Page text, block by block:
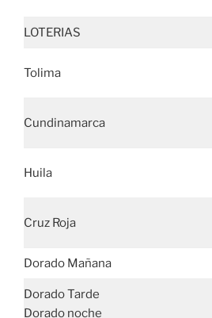
LOTERIAS
Tolima
Cundinamarca
Huila
Cruz Roja
Dorado Mañana
Dorado Tarde
Dorado noche